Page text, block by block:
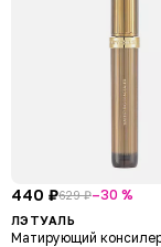
440 ₽629 ₽–30 %
ЛЭТУАЛЬ
Матирующий